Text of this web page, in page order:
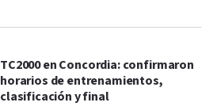
TC2000 en Concordia: confirmaron
horarios de entrenamientos,
clasificación y final